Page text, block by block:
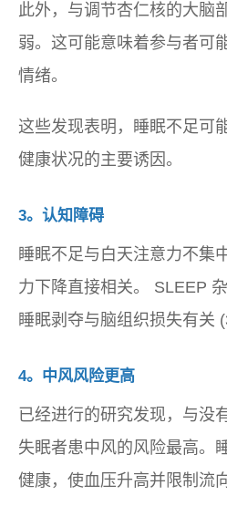
此外，与调节杏仁核的大脑
弱。这可能意味着参与者可
情绪。
这些发现表明，睡眠不足可
健康状况的主要诱因。
3。认知障碍
睡眠不足与白天注意力不集
力下降直接相关。 SLEEP
睡眠剥夺与脑组织损失有关
4。中风风险更高
已经进行的研究发现，与没
失眠者患中风的风险最高。
健康，使血压升高并限制流